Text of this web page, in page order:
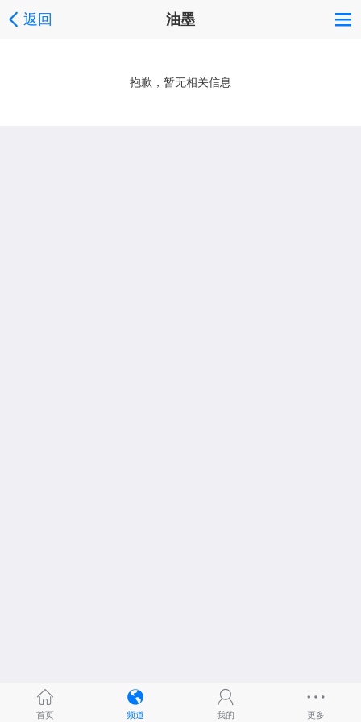
返回 油墨
抱歉，暂无相关信息
首页 频道 我的 更多